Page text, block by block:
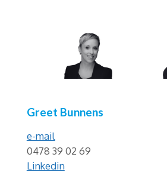
Greet Bunnens
e-mail
0478 39 02 69
Linkedin